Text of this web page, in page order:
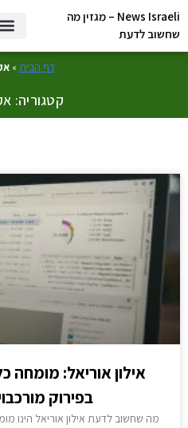
News Israeli – מגזין מה
שחשוב לדעת
דף הבית»
קטגוריה:
אילון אוריאל: מומחה
בפירוק
מה שחשוב לדעת אילון אוריאל הינו